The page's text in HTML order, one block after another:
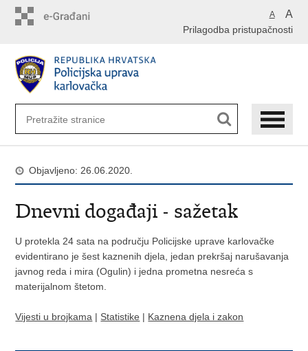
A A
Prilagodba pristupačnosti
Objavljeno: 26.06.2020.
Dnevni događaji - sažetak
U protekla 24 sata na području Policijske uprave karlovačke
evidentirano je šest kaznenih djela, jedan prekršaj narušavanja
javnog reda i mira (Ogulin) i jedna prometna nesreća s
materijalnom štetom.
Vijesti u brojkama | Statistike | Kaznena djela i zakon